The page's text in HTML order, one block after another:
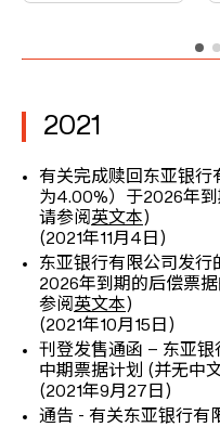
2021
有关完成赎回东亚银行
为4.00%）于2026年到
请参阅 英文本)
(2021年11月4日)
东亚银行有限公司发
2026年到期的后偿票
参阅 英文本)
(2021年10月15日)
刊登发售通函 – 东亚
中期票据计划 (并无中
(2021年9月27日)
通告 - 有关东亚银行